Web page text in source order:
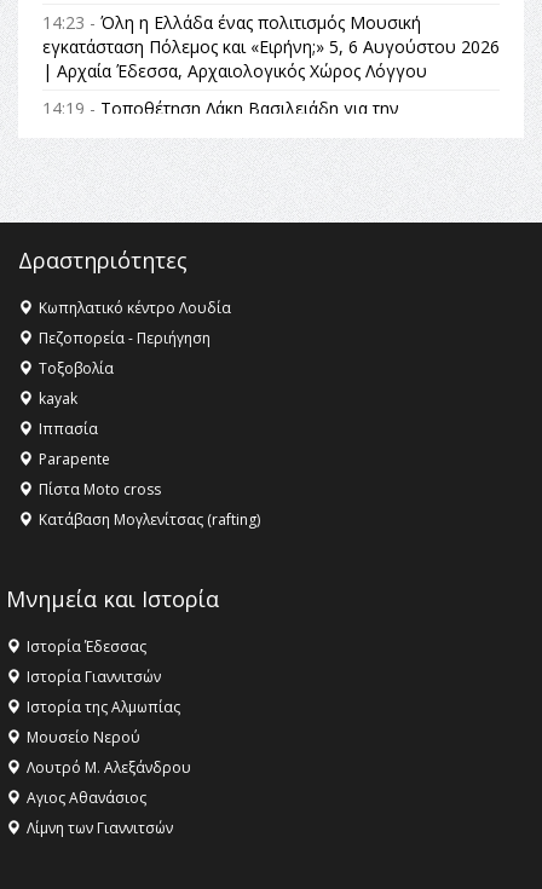
14:23 - Όλη η Ελλάδα ένας πολιτισμός Μουσική
εγκατάσταση Πόλεμος και «Ειρήνη;» 5, 6 Αυγούστου 2026
| Αρχαία Έδεσσα, Αρχαιολογικός Χώρος Λόγγου
14:19 - Τοποθέτηση Λάκη Βασιλειάδη για την
Αναθεώρηση του Συντάγματος: «Σε τέτοιες κορυφαίες
θεσμικές διαδικασίες υπάρχει μόνο η ευθύνη απέναντι
στις επόμενες γενιές»
16:35 -Το πρόγραμμα του ΠΑΟΚ στον δεύτερο γύρο του
16:27 - Όλυμπος: Εντάχθηκε στον Κατάλογο Παγκόσμιας
Κληρονομιάς της UNESCO – Ομόφωνη η απόφαση Ο
Όλυμπος αναγνωρίστηκε ως φυσικό και πολιτιστικό
αγαθό εξέχουσας οικουμενικής αξίας για την
ανθρωπότητα
16:18 -
ΣΤΗΝ ΕΔΕΣΣΑ
Δραστηριότητες
Κωπηλατικό κέντρο Λουδία
Πεζοπορεία - Περιήγηση
Τοξοβολία
kayak
Ιππασία
Parapente
Πίστα Moto cross
Κατάβαση Μογλενίτσας (rafting)
Μνημεία και Ιστορία
Ιστορία Έδεσσας
Ιστορία Γιαννιτσών
Ιστορία της Αλμωπίας
Μουσείο Νερού
Λουτρό Μ. Αλεξάνδρου
Αγιος Αθανάσιος
Λίμνη των Γιαννιτσών